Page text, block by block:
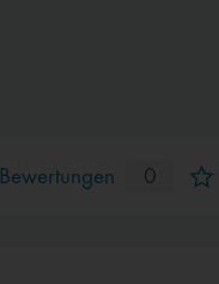
Bewertungen 0